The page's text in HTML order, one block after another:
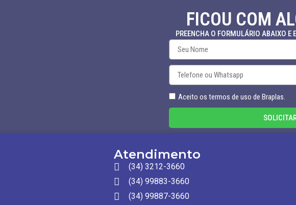
FICOU COM
PREENCHA O FORMULÁRIO ABAIXO
Aceito os termos de uso de Braplas.
Atendimento
(34) 3212-3660
(34) 99883-3660
(34) 99887-3660